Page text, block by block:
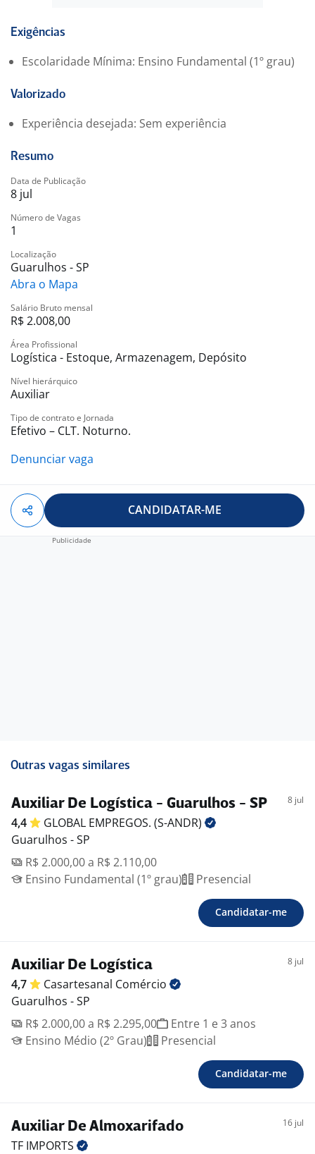
sistemas internos, quando necessário.
Exigências
Escolaridade Mínima: Ensino Fundamental (1º grau)
Valorizado
Experiência desejada: Sem experiência
Resumo
Data de Publicação
8 jul
Número de Vagas
1
Localização
Guarulhos - SP
Abra o Mapa
Salário Bruto mensal
R$ 2.008,00
Área Profissional
Logística - Estoque, Armazenagem, Depósito
Nível hierárquico
Auxiliar
Tipo de contrato e Jornada
Efetivo – CLT. Noturno.
Denunciar vaga
CANDIDATAR-ME
Outras vagas similares
Auxiliar De Logística - Guarulhos - SP 8 jul
4,4 GLOBAL EMPREGOS. (S-ANDR)
Guarulhos - SP
R$ 2.000,00 a R$ 2.110,00
Ensino Fundamental (1º grau)
Presencial
Candidatar-me
Auxiliar De Logística 8 jul
4,7 Casartesanal Comércio
Guarulhos - SP
R$ 2.000,00 a R$ 2.295,00
Entre 1 e 3 anos
Ensino Médio (2º Grau)
Presencial
Candidatar-me
Auxiliar De Almoxarifado 16 jul
TF IMPORTS